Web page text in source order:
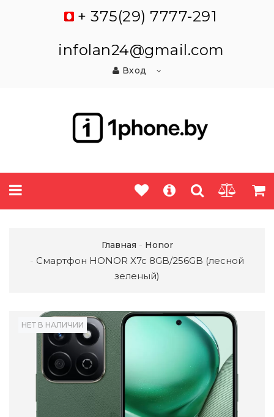
+ 375(29) 7777-291
infolan24@gmail.com
Вход
Главная Honor
Смартфон HONOR X7c 8GB/256GB (лесной
зеленый)
НЕТ В НАЛИЧИИ